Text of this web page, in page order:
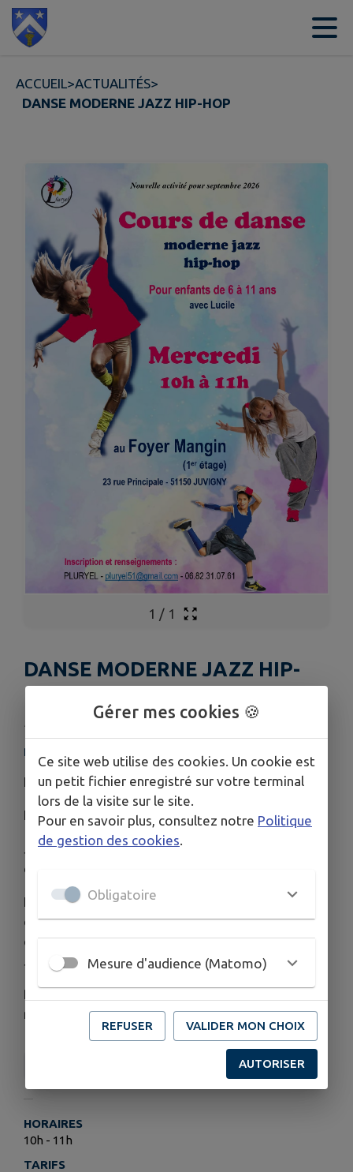
Contenu
ACCUEIL>ACTUALITÉS>
DANSE MODERNE JAZZ HIP-HOP
1 / 1
DANSE MODERNE JAZZ HIP-
HOP
Publié le mercredi 08 juillet 2026 - Pluryel
Pluryel
Et une de plus.
Nouvelle activité pour la rentrée prochaine !
Jeunes enfants âgés de 6 à 11 ans, à vous de
danser !
Lucile vous propose à partir de septembre 2026
des cours de danse (moderne, jazz, hip-hop)
chaque mercredi de 10h à 11h au Foyer Mangin de
Juvigny.
Pour plus d’infos et inscription, n’hésitez pas à
nous contacter.
HORAIRES
10h - 11h
TARIFS
Gérer mes cookies 🍪
Ce site web utilise des cookies. Un cookie est
un petit fichier enregistré sur votre terminal
lors de la visite sur le site.
Pour en savoir plus, consultez notre Politique
de gestion des cookies.
Obligatoire
Mesure d'audience (Matomo)
REFUSER VALIDER MON CHOIX
AUTORISER